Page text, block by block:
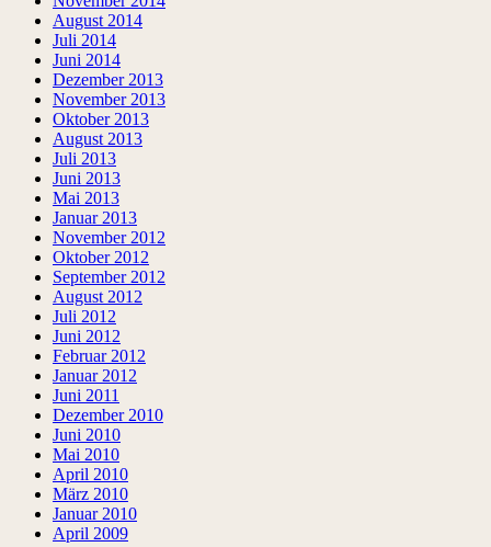
August 2014
Juli 2014
Juni 2014
Dezember 2013
November 2013
Oktober 2013
August 2013
Juli 2013
Juni 2013
Mai 2013
Januar 2013
November 2012
Oktober 2012
September 2012
August 2012
Juli 2012
Juni 2012
Februar 2012
Januar 2012
Juni 2011
Dezember 2010
Juni 2010
Mai 2010
April 2010
März 2010
Januar 2010
April 2009